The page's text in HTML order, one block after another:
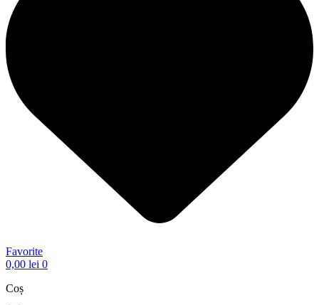
Favorite
0,00 lei 0
Coș